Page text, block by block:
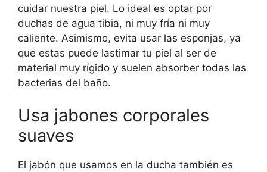
cuidar nuestra piel. Lo ideal es optar por
duchas de agua tibia, ni muy fría ni muy
caliente. Asimismo, evita usar las esponjas, ya
que estas puede lastimar tu piel al ser de
material muy rígido y suelen absorber todas las
bacterias del baño.
Usa jabones corporales
suaves
El jabón que usamos en la ducha también es